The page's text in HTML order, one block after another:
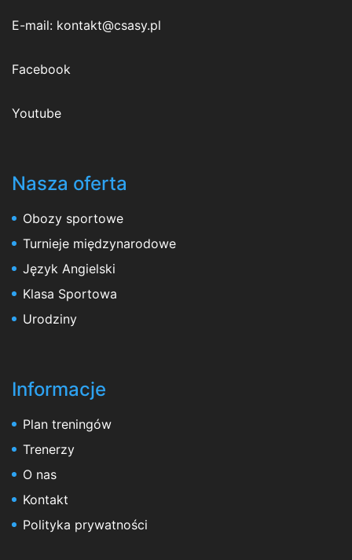
E-mail: kontakt@csasy.pl
Facebook
Youtube
Nasza oferta
Obozy sportowe
Turnieje międzynarodowe
Język Angielski
Klasa Sportowa
Urodziny
Informacje
Plan treningów
Trenerzy
O nas
Kontakt
Polityka prywatności